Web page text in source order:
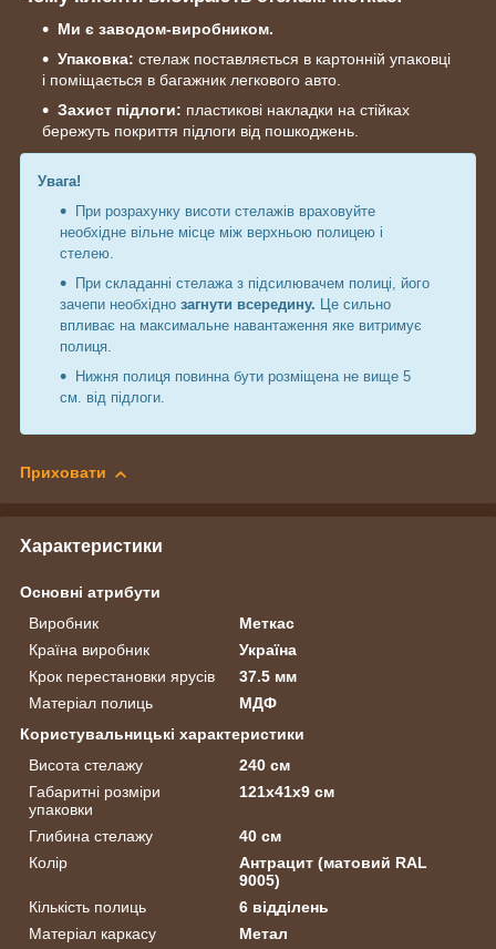
Ми є заводом-виробником.
Упаковка: стелаж поставляється в картонній упаковці
і поміщається в багажник легкового авто.
Захист підлоги: пластикові накладки на стійках
бережуть покриття підлоги від пошкоджень.
Увага!
При розрахунку висоти стелажів враховуйте
необхідне вільне місце між верхньою полицею і
стелею.
При складанні стелажа з підсилювачем полиці, його
зачепи необхідно загнути всередину. Це сильно
впливає на максимальне навантаження яке витримує
полиця.
Нижня полиця повинна бути розміщена не вище 5
см. від підлоги.
Приховати
Характеристики
Основні атрибути
Виробник
Меткас
Країна виробник
Україна
Крок перестановки ярусів
37.5 мм
Матеріал полиць
МДФ
Користувальницькі характеристики
Висота стелажу
240 см
Габаритні розміри
упаковки
121х41х9 см
Глибина стелажу
40 см
Колір
Антрацит (матовий RAL
9005)
Кількість полиць
6 відділень
Матеріал каркасу
Метал